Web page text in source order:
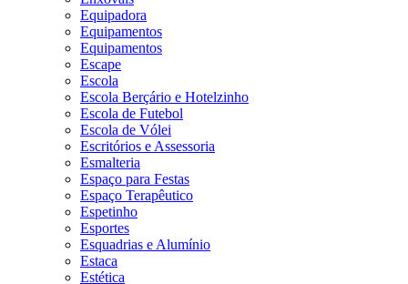
Equipadora
Equipamentos
Equipamentos
Escape
Escola
Escola Berçário e Hotelzinho
Escola de Futebol
Escola de Vólei
Escritórios e Assessoria
Esmalteria
Espaço para Festas
Espaço Terapêutico
Espetinho
Esportes
Esquadrias e Alumínio
Estaca
Estética